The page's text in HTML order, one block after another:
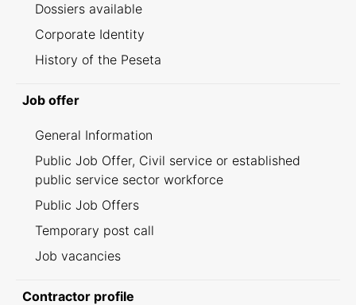
Dossiers available
Corporate Identity
History of the Peseta
Job offer
General Information
Public Job Offer, Civil service or established
public service sector workforce
Public Job Offers
Temporary post call
Job vacancies
Contractor profile